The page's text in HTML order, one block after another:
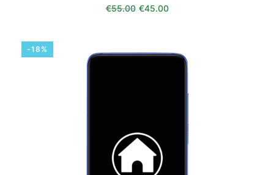
€55.00 O preço original era: €55.00.
€45.00O preço atual é:
-18%